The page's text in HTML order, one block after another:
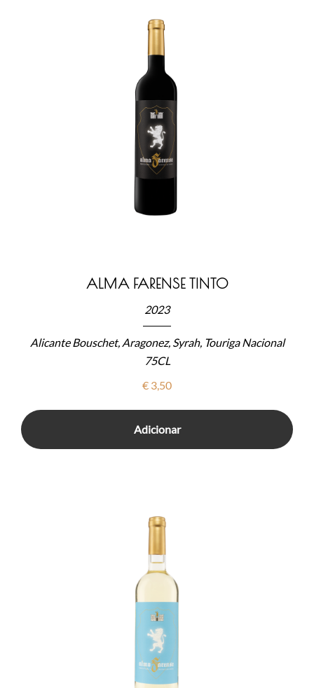
ALMA FARENSE TINTO
2023
Alicante Bouschet, Aragonez, Syrah, Touriga Nacional
75CL
€ 3,50
Adicionar